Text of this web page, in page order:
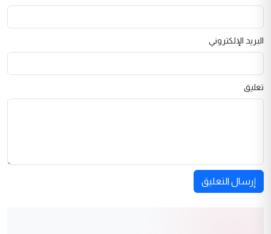
البريد الإلكتروني
تعليق
إرسال التعليق